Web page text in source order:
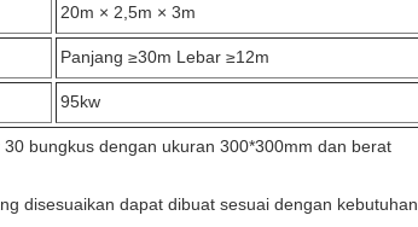
20m × 2,5m × 3m
Panjang ≥30m Lebar ≥12m
95kw
bungkus dengan ukuran 300*300mm dan berat
disesuaikan dapat dibuat sesuai dengan kebutuhan